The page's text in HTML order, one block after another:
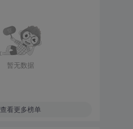
暂无数据
查看更多榜单